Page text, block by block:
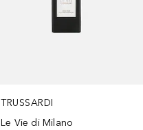
TRUSSARDI
Le Vie di Milano